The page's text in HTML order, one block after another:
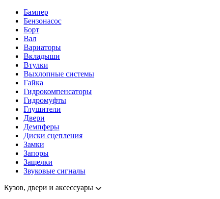
Бампер
Бензонасос
Борт
Вал
Вариаторы
Вкладыши
Втулки
Выхлопные системы
Гайка
Гидрокомпенсаторы
Гидромуфты
Глушители
Двери
Демпферы
Диски сцепления
Замки
Запоры
Защелки
Звуковые сигналы
Кузов, двери и аксессуары